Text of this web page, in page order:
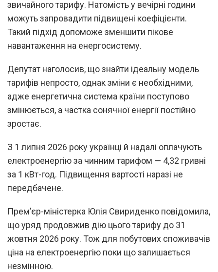
звичайного тарифу. Натомість у вечірні години
можуть запровадити підвищені коефіцієнти.
Такий підхід допоможе зменшити пікове
навантаження на енергосистему.
Депутат наголосив, що знайти ідеальну модель
тарифів непросто, однак зміни є необхідними,
адже енергетична система країни поступово
змінюється, а частка сонячної енергії постійно
зростає.
З 1 липня 2026 року українці й надалі оплачують
електроенергію за чинним тарифом — 4,32 гривні
за 1 кВт-год. Підвищення вартості наразі не
передбачене.
Прем’єр-міністерка Юлія Свириденко повідомила,
що уряд продовжив дію цього тарифу до 31
жовтня 2026 року. Тож для побутових споживачів
ціна на електроенергію поки що залишається
незмінною.